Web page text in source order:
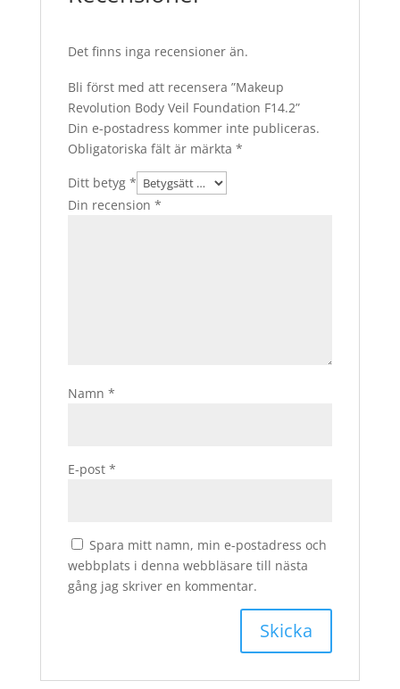
Det finns inga recensioner än.
Bli först med att recensera ”Makeup
Revolution Body Veil Foundation F14.2”
Din e-postadress kommer inte publiceras.
Obligatoriska fält är märkta *
Ditt betyg *
Din recension *
Namn *
E-post *
Spara mitt namn, min e-postadress och
webbplats i denna webbläsare till nästa
gång jag skriver en kommentar.